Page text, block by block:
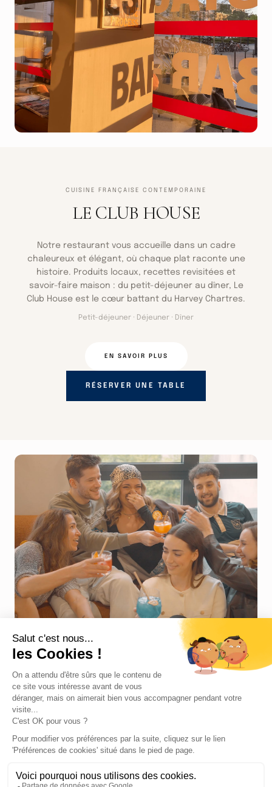
CUISINE FRANÇAISE CONTEMPORAINE
LE CLUB HOUSE
Notre restaurant vous accueille dans un cadre
chaleureux et élégant, où chaque plat raconte une
histoire. Produits locaux, recettes revisitées et
savoir-faire maison : du petit-déjeuner au dîner, Le
Club House est le cœur battant du Harvey Chartres.
Petit-déjeuner · Déjeuner · Dîner
EN SAVOIR PLUS
RÉSERVER UNE TABLE
LE BAR : LA TROISIÈME MI-
TEMPS